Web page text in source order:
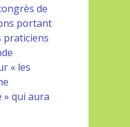
de
portant
praticiens
« les
qui aura